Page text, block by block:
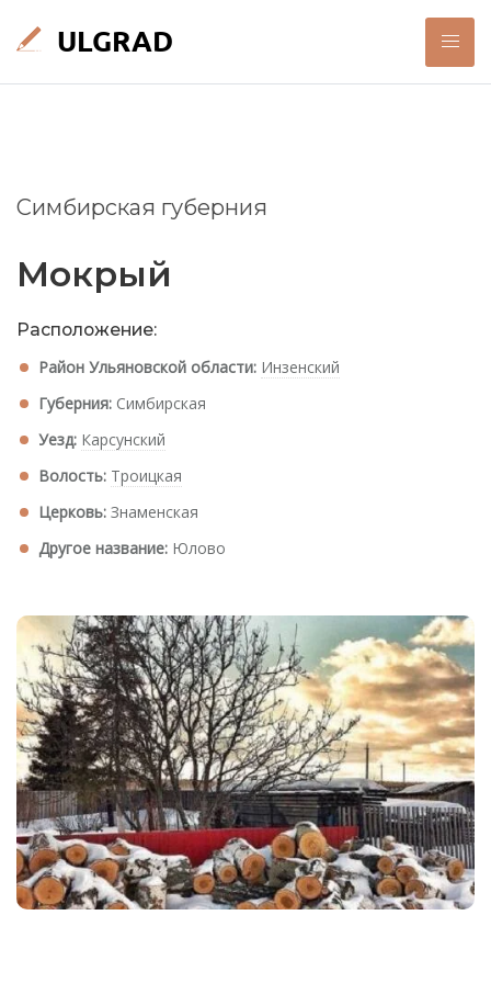
Симбирская губерния
Мокрый
Расположение:
Район Ульяновской области: Инзенский
Губерния: Симбирская
Уезд: Карсунский
Волость: Троицкая
Церковь: Знаменская
Другое название: Юлово